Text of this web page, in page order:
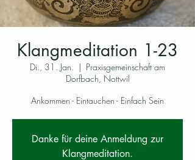
Klangmeditation 1-23
Di., 31. Jan.
  |
Praxisgemeinschaft am
Dorfbach, Nottwil
Ankommen - Eintauchen - Einfach Sein
Danke für deine Anmeldung zur
Klangmeditation.